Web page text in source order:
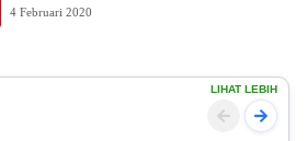
4 Februari 2020
LIHAT LEBIH